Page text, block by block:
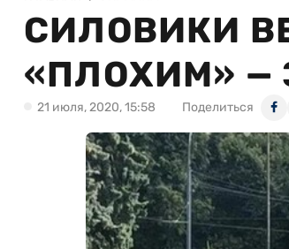
СИЛОВИКИ
«ПЛОХИМ» —
21 июля, 2020, 15:58 Поделиться